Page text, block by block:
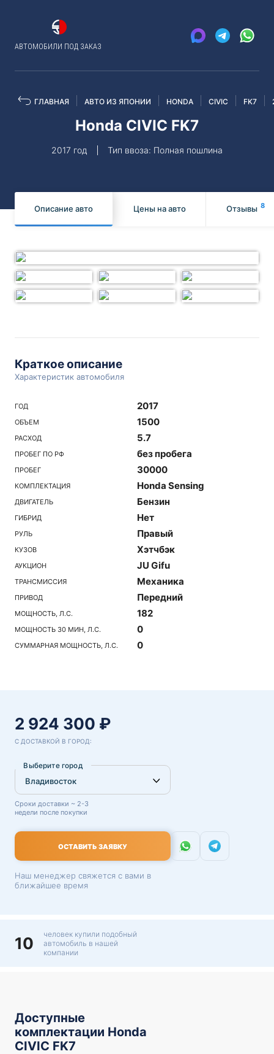
АВТОМОБИЛИ ПОД ЗАКАЗ
ГЛАВНАЯ АВТО ИЗ ЯПОНИИ HONDA CIVIC FK7
Honda CIVIC FK7
2017 год Тип ввоза: Полная пошлина
Описание авто Цены на авто Отзывы 8
Краткое описание
Характеристик автомобиля
ГОД 2017
ОБЪЕМ 1500
РАСХОД 5.7
ПРОБЕГ ПО РФ без пробега
ПРОБЕГ 30000
КОМПЛЕКТАЦИЯ Honda Sensing
ДВИГАТЕЛЬ Бензин
ГИБРИД Нет
РУЛЬ Правый
КУЗОВ Хэтчбэк
АУКЦИОН JU Gifu
ТРАНСМИССИЯ Механика
ПРИВОД Передний
МОЩНОСТЬ, Л.С. 182
МОЩНОСТЬ 30 МИН, Л.С. 0
СУММАРНАЯ МОЩНОСТЬ, Л.С. 0
2 924 300 ₽
С ДОСТАВКОЙ В ГОРОД:
Выберите город
Сроки доставки ~ 2-3
недели после покупки
ОСТАВИТЬ ЗАЯВКУ
Наш менеджер свяжется с вами в
ближайшее время
10
человек купили подобный
автомобиль в нашей
компании
Доступные
комплектации Honda
CIVIC FK7